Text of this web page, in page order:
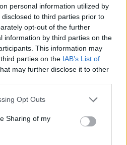
personal information utilized by
to third parties prior to
opt-out of the further
information by third parties on the
This information may
parties on the IAB’s List of
may further disclose it to other
app uses one or more Google
behaviour. You may click to
and its third-party tags to
purposes in below Google
Opt Outs
Sharing of my
Μυστράς: Αλλαγή
υπερασπιστική
55χρονου που έκρυψε
νεκρό πατέρα του
καταψύκτη – Η
στους γονείς και η
διαφωνία με την
του